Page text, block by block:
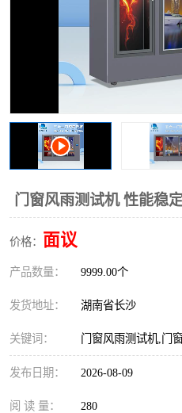
门窗风雨测试机 性能稳
价格： 面议
产品数量： 9999.00个
发货地址： 湖南省长沙
关键词： 门窗风雨测试机,门
发布日期： 2026-08-09
阅 读 量： 280